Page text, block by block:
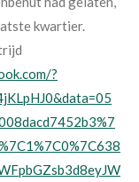
kwartier.
?